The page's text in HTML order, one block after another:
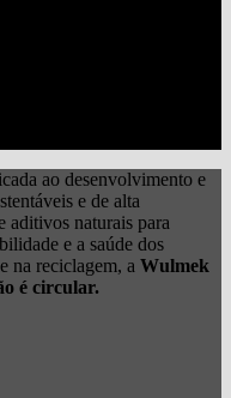
ao desenvolvimento e
e de alta
aditivos naturais para
e a saúde dos
na reciclagem, a Wulmek
é circular.